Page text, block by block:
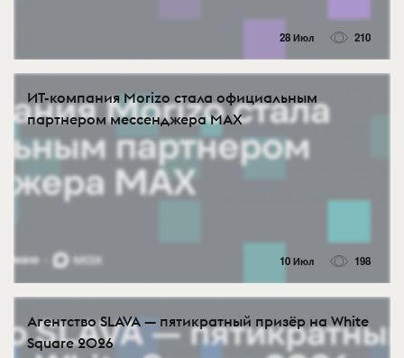
28 Июл 210
ИТ-компания Morizo стала официальным
партнером мессенджера MAX
10 Июл 198
Агентство SLAVA — пятикратный призёр на White
Square 2026